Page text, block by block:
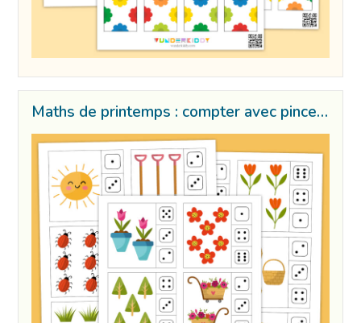
Maths de printemps : compter avec pinces à linge